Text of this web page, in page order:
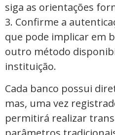
siga as orientações
3. Confirme a
que pode implicar em
outro método
instituição.
Cada banco possui
mas, uma vez
permitirá realizar